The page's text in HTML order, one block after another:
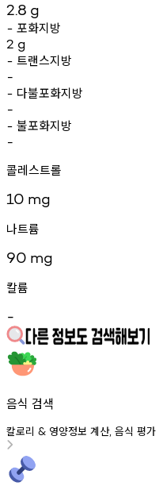
2.8 g
- 포화지방
2 g
- 트랜스지방
-
- 다불포화지방
-
- 불포화지방
-
콜레스트롤
10 mg
나트륨
90 mg
칼륨
-
음식 검색
칼로리 & 영양정보 계산, 음식 평가